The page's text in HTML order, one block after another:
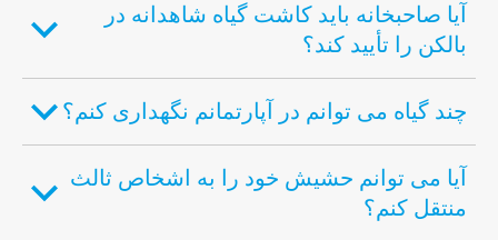
آیا صاحبخانه باید کاشت گیاه شاهدانه در
بالکن را تأیید کند؟
چند گیاه می توانم در آپارتمانم نگهداری کنم؟
آیا می توانم حشیش خود را به اشخاص ثالث
منتقل کنم؟